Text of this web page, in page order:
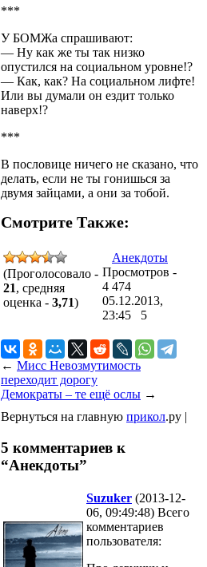
***
У БОМЖа спрашивают:
— Ну как же ты так низко
опустился на социальном уровне!?
— Как, как? На социальном лифте!
Или вы думали он ездит только
наверх!?
***
В пословице ничего не сказано, что
делать, если не ты гонишься за
двумя зайцами, а они за тобой.
Смотрите Также:
(Проголосовало -
21, средняя
оценка - 3,71)
Анекдоты
Просмотров -
4 474
05.12.2013,
23:45
5
← Мисс Невозмутимость
переходит дорогу
Демократы – те ещё ослы →
Вернуться на главную прикол.ру |
5 комментариев к
“Анекдоты”
Suzuker (2013-12-
06, 09:49:48) Всего
комментариев
пользователя: